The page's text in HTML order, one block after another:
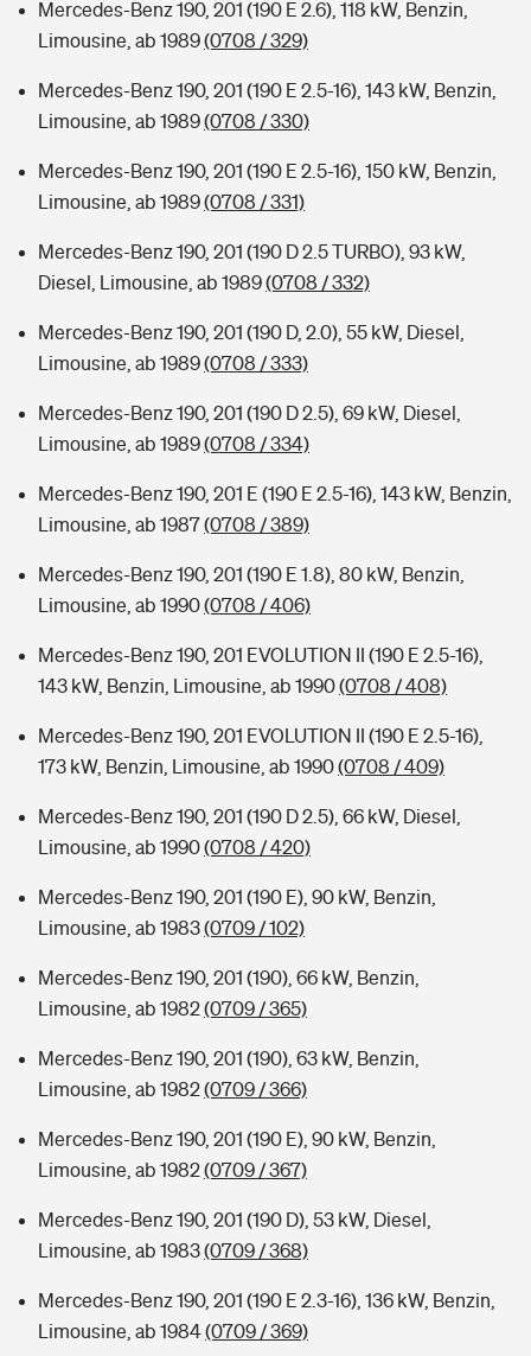
Mercedes-Benz 190, 201 (190 E 2.6), 118 kW, Benzin,
Limousine, ab 1989(0708 / 329)
Mercedes-Benz 190, 201 (190 E 2.5-16), 143 kW, Benzin,
Limousine, ab 1989(0708 / 330)
Mercedes-Benz 190, 201 (190 E 2.5-16), 150 kW, Benzin,
Limousine, ab 1989(0708 / 331)
Mercedes-Benz 190, 201 (190 D 2.5 TURBO), 93 kW,
Diesel, Limousine, ab 1989(0708 / 332)
Mercedes-Benz 190, 201 (190 D, 2.0), 55 kW, Diesel,
Limousine, ab 1989(0708 / 333)
Mercedes-Benz 190, 201 (190 D 2.5), 69 kW, Diesel,
Limousine, ab 1989(0708 / 334)
Mercedes-Benz 190, 201 E (190 E 2.5-16), 143 kW, Benzin,
Limousine, ab 1987(0708 / 389)
Mercedes-Benz 190, 201 (190 E 1.8), 80 kW, Benzin,
Limousine, ab 1990(0708 / 406)
Mercedes-Benz 190, 201 EVOLUTION II (190 E 2.5-16),
143 kW, Benzin, Limousine, ab 1990(0708 / 408)
Mercedes-Benz 190, 201 EVOLUTION II (190 E 2.5-16),
173 kW, Benzin, Limousine, ab 1990(0708 / 409)
Mercedes-Benz 190, 201 (190 D 2.5), 66 kW, Diesel,
Limousine, ab 1990(0708 / 420)
Mercedes-Benz 190, 201 (190 E), 90 kW, Benzin,
Limousine, ab 1983(0709 / 102)
Mercedes-Benz 190, 201 (190), 66 kW, Benzin,
Limousine, ab 1982(0709 / 365)
Mercedes-Benz 190, 201 (190), 63 kW, Benzin,
Limousine, ab 1982(0709 / 366)
Mercedes-Benz 190, 201 (190 E), 90 kW, Benzin,
Limousine, ab 1982(0709 / 367)
Mercedes-Benz 190, 201 (190 D), 53 kW, Diesel,
Limousine, ab 1983(0709 / 368)
Mercedes-Benz 190, 201 (190 E 2.3-16), 136 kW, Benzin,
Limousine, ab 1984(0709 / 369)